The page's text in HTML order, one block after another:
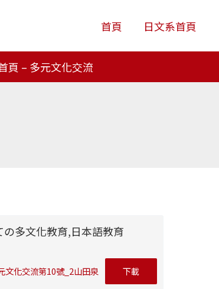
首頁 日文系首頁
頁 – 多元文化交流
多文化教育,日本語教育
文化交流第10號_2山田泉 下載